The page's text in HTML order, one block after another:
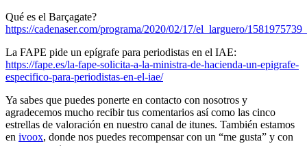
Qué es el Barçagate?
https://cadenaser.com/programa/2020/02/17/el_larguero/
La FAPE pide un epígrafe para periodistas en el IAE:
https://fape.es/la-fape-solicita-a-la-ministra-de-hacienda-un-epigrafe-
especifico-para-periodistas-en-el-iae/
Ya sabes que puedes ponerte en contacto con nosotros y
agradecemos mucho recibir tus comentarios así como las cinco
estrellas de valoración en nuestro canal de itunes. También estamos
en ivoox, donde nos puedes recompensar con un “me gusta” y con